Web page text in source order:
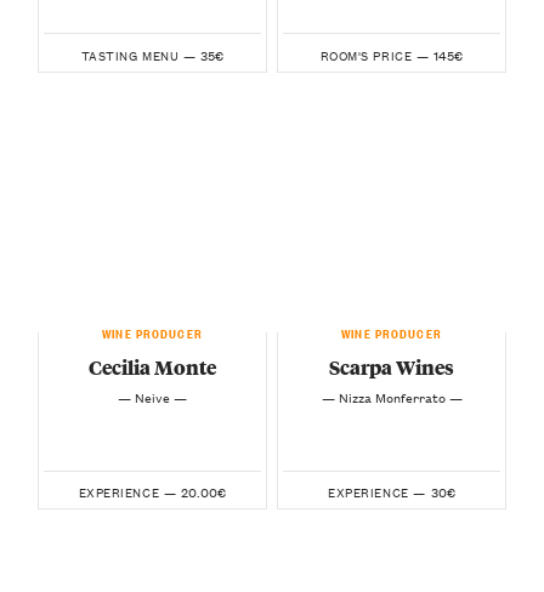
TASTING MENU — 35€ ROOM'S PRICE — 145€
WINE PRODUCER
Cecilia Monte
— Neive —
EXPERIENCE — 20.00€
WINE PRODUCER
Scarpa Wines
— Nizza Monferrato —
EXPERIENCE — 30€